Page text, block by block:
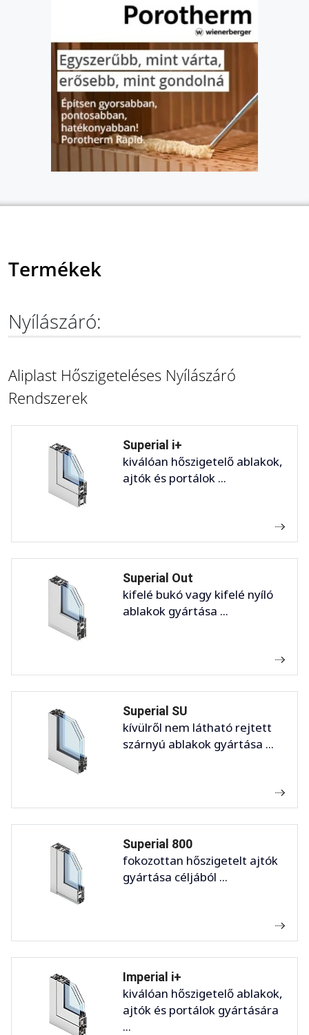
Termékek
Nyílászáró:
Aliplast Hőszigeteléses Nyílászáró
Rendszerek
Superial i+
kiválóan hőszigetelő ablakok,
ajtók és portálok ...
Superial Out
kifelé bukó vagy kifelé nyíló
ablakok gyártása ...
Superial SU
kívülről nem látható rejtett
szárnyú ablakok gyártása ...
Superial 800
fokozottan hőszigetelt ajtók
gyártása céljából ...
Imperial i+
kiválóan hőszigetelő ablakok,
ajtók és portálok gyártására
...